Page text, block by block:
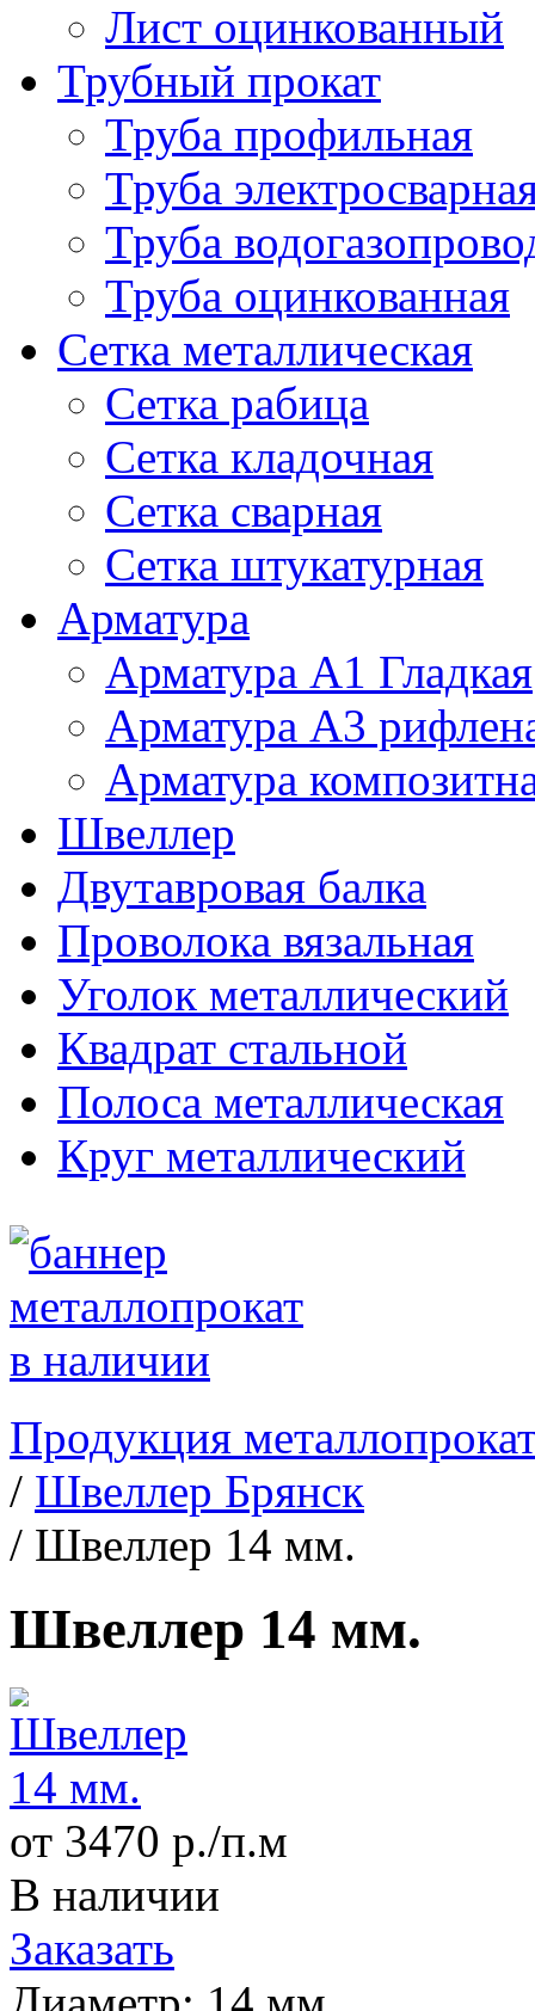
Лист оцинкованный
Трубный прокат
Труба профильная
Труба
Труба
Труба оцинкованная
Сетка металлическая
Сетка рабица
Сетка кладочная
Сетка сварная
Сетка штукатурная
Арматура
Арматура А1 Гладкая
Арматура А3
Арматура
Швеллер
Двутавровая балка
Проволока вязальная
Уголок металлический
Квадрат стальной
Полоса металлическая
Круг металлический
Продукция
/ Швеллер Брянск
/ Швеллер 14 мм.
Швеллер 14 мм.
от 3470 р./п.м
В наличии
Заказать